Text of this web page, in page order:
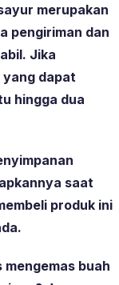
merupakan
pengiriman dan
Jika
yang dapat
hingga dua
saat
produk ini
buah